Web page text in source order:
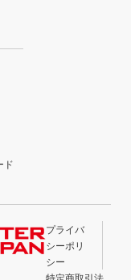
ド
プライバ
シーポリ
シー